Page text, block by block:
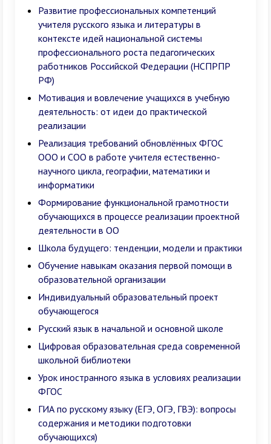
Развитие профессиональных компетенций
учителя русского языка и литературы в
контексте идей национальной системы
профессионального роста педагогических
работников Российской Федерации (НСПРПР
РФ)
Мотивация и вовлечение учащихся в учебную
деятельность: от идеи до практической
реализации
Реализация требований обновлённых ФГОС
ООО и СОО в работе учителя естественно-
научного цикла, географии, математики и
информатики
Формирование функциональной грамотности
обучающихся в процессе реализации проектной
деятельности в ОО
Школа будущего: тенденции, модели и практики
Обучение навыкам оказания первой помощи в
образовательной организации
Индивидуальный образовательный проект
обучающегося
Русский язык в начальной и основной школе
Цифровая образовательная среда современной
школьной библиотеки
Урок иностранного языка в условиях реализации
ФГОС
ГИА по русскому языку (ЕГЭ, ОГЭ, ГВЭ): вопросы
содержания и методики подготовки
обучающихся)